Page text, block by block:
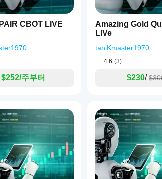
사용을 위해
수록 안정성이 향상됩니다.
효율적으로 하기 위해 권장됩니다:
CBOT LIVE
$252/주부터
Amazing Gold
LIVe
taniKmaster1970
4.6 (3)
$230/